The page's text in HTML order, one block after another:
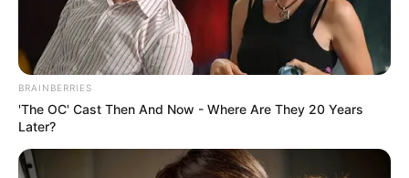
ΣΠΑΜΕ ΤΟ ΜΑΤΡΙΞ – ΤΟ ΒΙΒΛΙΟ
BRAINBERRIES
'The OC' Cast Then And Now - Where Are They 20 Years
Later?